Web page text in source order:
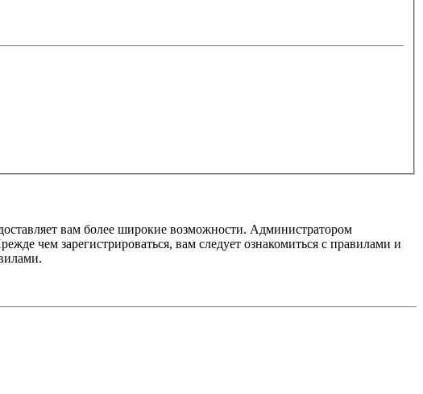
вам более широкие возможности. Администратором
чем зарегистрироваться, вам следует ознакомиться с правилами и